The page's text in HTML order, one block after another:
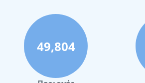
49,804